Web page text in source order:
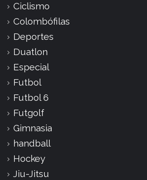
Ciclismo
Colombófilas
Deportes
Duatlon
Especial
Futbol
Futbol 6
Futgolf
Gimnasia
handball
Hockey
Jiu-Jitsu